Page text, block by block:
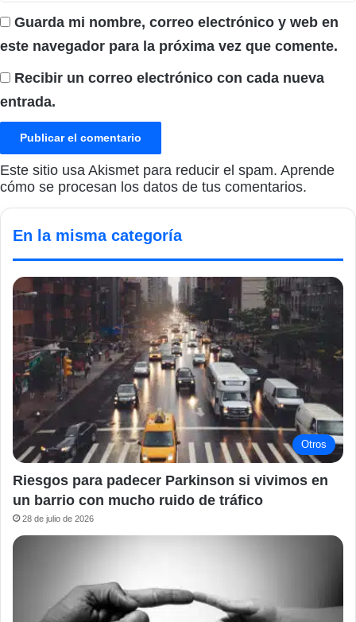
Guarda mi nombre, correo electrónico y web en
este navegador para la próxima vez que comente.
Recibir un correo electrónico con cada nueva
entrada.
Este sitio usa Akismet para reducir el spam. Aprende
cómo se procesan los datos de tus comentarios.
En la misma categoría
Otros
Riesgos para padecer Parkinson si vivimos en
un barrio con mucho ruido de tráfico
28 de julio de 2026